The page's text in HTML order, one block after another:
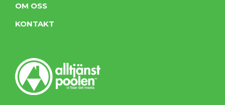
OM OSS
KONTAKT